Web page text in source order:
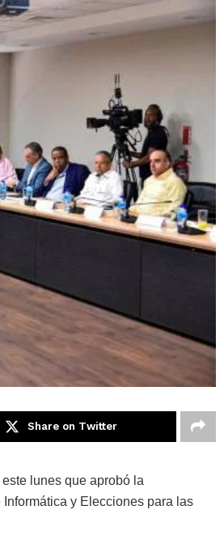
Share on Twitter
lunes que aprobó la
y Elecciones para las